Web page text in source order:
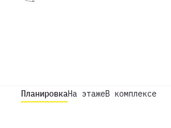
ПланировкаНа этажеВ комплексе